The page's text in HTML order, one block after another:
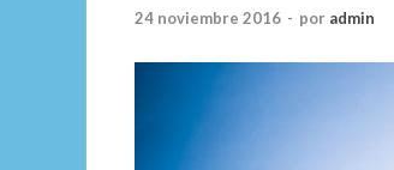
24 noviembre 2016 - por admin